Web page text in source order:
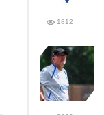
1812